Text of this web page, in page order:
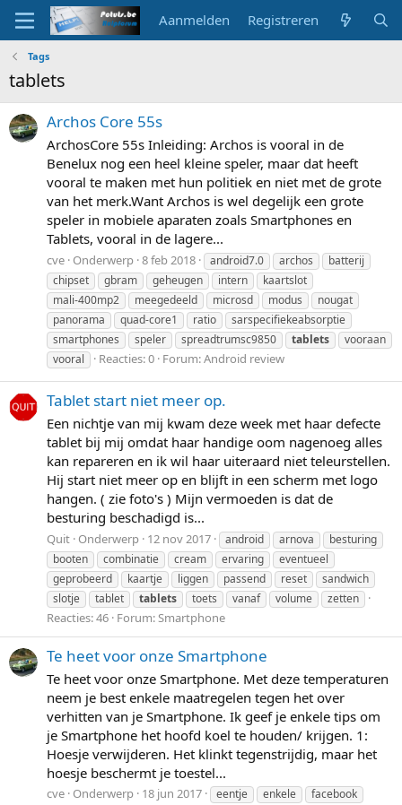
Aanmelden Registreren
Tags
tablets
Archos Core 55s
ArchosCore 55s Inleiding: Archos is vooral in de
Benelux nog een heel kleine speler, maar dat heeft
vooral te maken met hun politiek en niet met de grote
van het merk.Want Archos is wel degelijk een grote
speler in mobiele aparaten zoals Smartphones en
Tablets, vooral in de lagere...
cve Onderwerp 8 feb 2018 android7.0 archos
batterij
chipset
gbram geheugen intern
kaartslot
mali-400mp2
meegedeeld microsd modus
nougat
panorama
quad-core1 ratio
sarspecifiekeabsorptie
smartphones
speler spreadtrumsc9850 tablets
vooraan
vooral
Reacties: 0 Forum:Android review
Tablet start niet meer op.
Een nichtje van mij kwam deze week met haar defecte
tablet bij mij omdat haar handige oom nagenoeg alles
kan repareren en ik wil haar uiteraard niet teleurstellen.
Hij start niet meer op en blijft in een scherm met logo
hangen. ( zie foto's ) Mijn vermoeden is dat de
besturing beschadigd is...
Quit Onderwerp 12 nov 2017 android arnova
besturing
booten
combinatie cream ervaring
eventueel
geprobeerd
kaartje liggen passend reset
sandwich
slotje
tablet tablets toets vanaf volume zetten
Reacties: 46 Forum:Smartphone
Te heet voor onze Smartphone
Te heet voor onze Smartphone. Met deze temperaturen
neem je best enkele maatregelen tegen het over
verhitten van je Smartphone. Ik geef je enkele tips om
je Smartphone het hoofd koel te houden/ krijgen. 1:
Hoesje verwijderen. Het klinkt tegenstrijdig, maar het
hoesje beschermt je toestel...
cve Onderwerp 18 jun 2017 eentje enkele
facebook